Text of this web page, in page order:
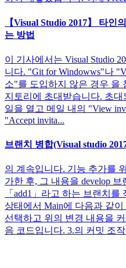
【Visual Studio 2017】 타
는 방법
이 기사에서는 Visual Studio
니다. "Git for Windowws"나
소"를 도입하지 않은 경우 을
지토리에 초대받습니다. 초
일을 열고 메일 내의 "View
"Accept invita...
브랜치 병합(Visual studio
의 계속입니다. 기능 추가를
가한 후, 그 내용을 develop
「add1」라고 하는 브랜치
상태에서 Main에 다음과 같
선택하고 위의 변경 내용을
음 코드입니다. 3.의 커밋 조